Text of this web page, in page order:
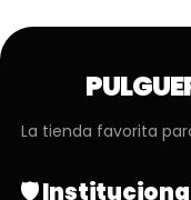
La tienda favorita
🛡️